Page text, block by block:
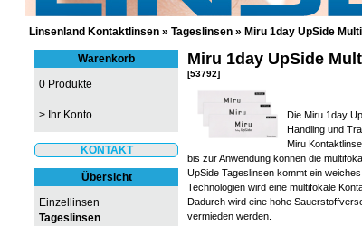
Linsenland Kontaktlinsen » Tageslinsen » Miru 1day UpSide
Warenkorb
0 Produkte
> Ihr Konto
KONTAKT
Übersicht
Einzellinsen
Tageslinsen
Miru 1day UpSide
[53792]
Die Miru 1day
Handling und
Miru
bis zur Anwendung können die
UpSide Tageslinsen kommt ein
Technologien wird eine multifokale
Dadurch wird eine hohe
vermieden werden.